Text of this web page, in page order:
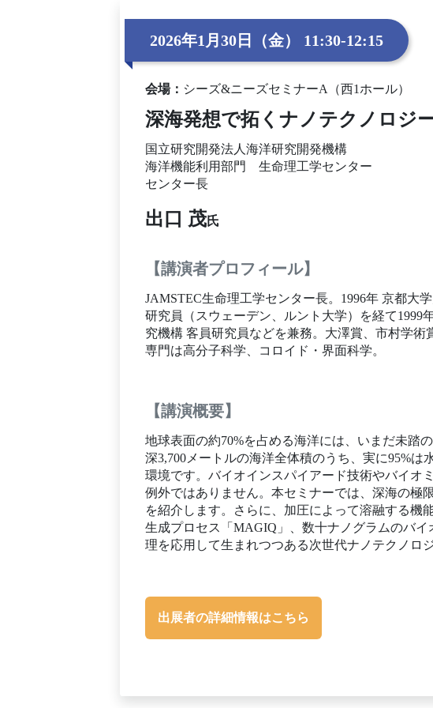
2026年1月30日（金） 11:30-12:15
会場： シーズ&ニーズセミナーA（西1ホール）
深海発想で拓くナノテクノロジ
国立研究開発法人海洋研究開発機構
海洋機能利用部門 生命理工学センター
センター長
出口 茂氏
【講演者プロフィール】
JAMSTEC生命理工学センター長。1996年 京都大
研究員（スウェーデン、ルント大学）を経て1999
究機構 客員研究員などを兼務。大澤賞、市村学術
専門は高分子科学、コロイド・界面科学。
【講演概要】
地球表面の約70%を占める海洋には、いまだ未踏
深3,700メートルの海洋全体積のうち、実に95%
環境です。バイオインスパイアード技術やバイオ
例外ではありません。本セミナーでは、深海の極
を紹介します。さらに、加圧によって溶融する機
生成プロセス「MAGIQ」、数十ナノグラムのバ
理を応用して生まれつつある次世代ナノテクノロ
出展者の詳細情報はこちら